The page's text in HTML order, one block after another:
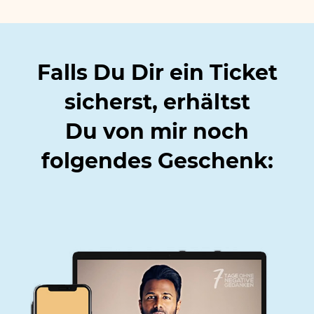
Falls Du Dir ein Ticket
sicherst, erhältst
Du von mir noch
folgendes Geschenk: